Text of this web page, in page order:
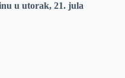
u utorak, 21. jula